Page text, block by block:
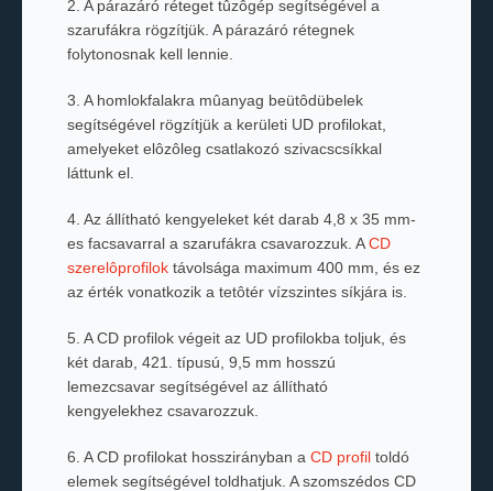
2. A párazáró réteget tûzôgép segítségével a
szarufákra rögzítjük. A párazáró rétegnek
folytonosnak kell lennie.
3. A homlokfalakra mûanyag beütôdübelek
segítségével rögzítjük a kerületi UD profilokat,
amelyeket elôzôleg csatlakozó szivacscsíkkal
láttunk el.
4. Az állítható kengyeleket két darab 4,8 x 35 mm-
es facsavarral a szarufákra csavarozzuk. ACD
szerelôprofiloktávolsága maximum 400 mm, és ez
az érték vonatkozik a tetôtér vízszintes síkjára is.
5. A CD profilok végeit az UD profilokba toljuk, és
két darab, 421. típusú, 9,5 mm hosszú
lemezcsavar segítségével az állítható
kengyelekhez csavarozzuk.
6. A CD profilokat hosszirányban a CD profiltoldó
elemek segítségével toldhatjuk. A szomszédos CD